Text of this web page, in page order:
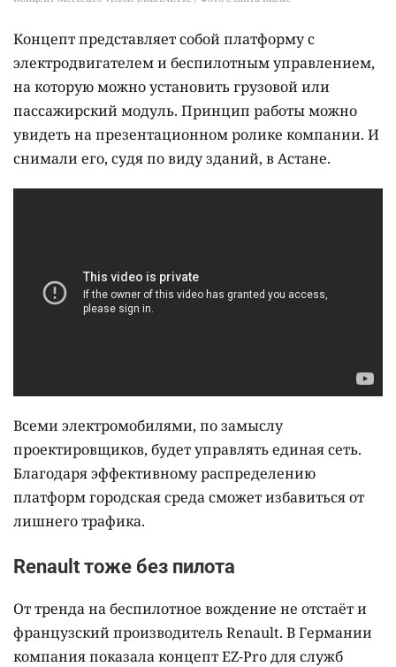
Концепт представляет собой платформу с
электродвигателем и беспилотным управлением,
на которую можно установить грузовой или
пассажирский модуль. Принцип работы можно
увидеть на презентационном ролике компании. И
снимали его, судя по виду зданий, в Астане.
Всеми электромобилями, по замыслу
проектировщиков, будет управлять единая сеть.
Благодаря эффективному распределению
платформ городская среда сможет избавиться от
лишнего трафика.
Renault тоже без пилота
От тренда на беспилотное вождение не отстаёт и
французский производитель Renault. В Германии
компания показала концепт EZ-Pro для служб